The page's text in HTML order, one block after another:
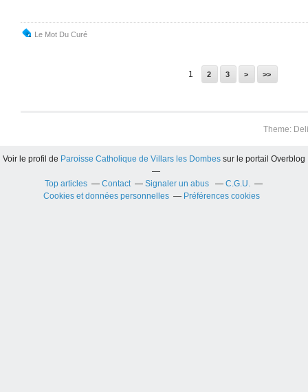
Le Mot Du Curé
1 2 3 > >>
Theme:
Voir le profil de Paroisse Catholique de Villars les Dombes sur le portail Overblog
Top articles Contact Signaler un abus
C.G.U.
Cookies et données personnelles
Préférences cookies